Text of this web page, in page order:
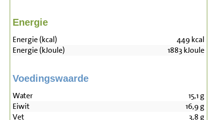
Energie
Energie (kcal) 449kcal
Energie (kJoule)
1883kJoule
Voedingswaarde
Water 15,1 g
Eiwit
16,9g
Vet
3,8 g